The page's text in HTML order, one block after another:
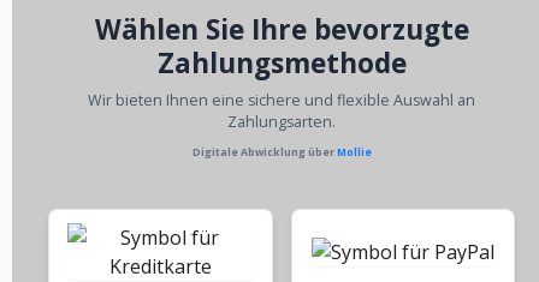
Wählen Sie Ihre bevorzugte
Zahlungsmethode
Wir bieten Ihnen eine sichere und flexible Auswahl an
Zahlungsarten.
Digitale Abwicklung überMollie